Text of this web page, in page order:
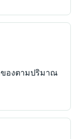
ของตามปริมาณ